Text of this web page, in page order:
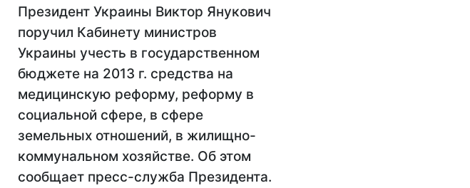
Президент Украины Виктор Янукович
поручил Кабинету министров
Украины учесть в государственном
бюджете на 2013 г. средства на
медицинскую реформу, реформу в
социальной сфере, в сфере
земельных отношений, в жилищно-
коммунальном хозяйстве. Об этом
сообщает пресс-служба Президента.